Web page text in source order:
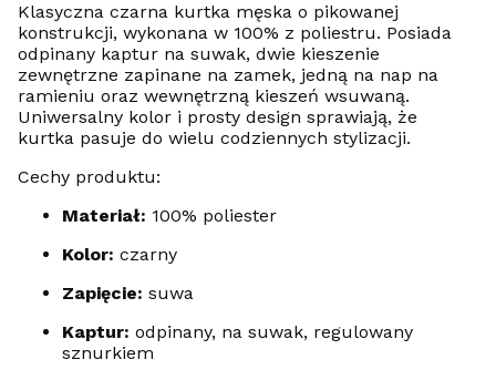
Klasyczna czarna kurtka męska o pikowanej
konstrukcji, wykonana w 100% z poliestru. Posiada
odpinany kaptur na suwak, dwie kieszenie
zewnętrzne zapinane na zamek, jedną na nap na
ramieniu oraz wewnętrzną kieszeń wsuwaną.
Uniwersalny kolor i prosty design sprawiają, że
kurtka pasuje do wielu codziennych stylizacji.
Cechy produktu:
Materiał: 100% poliester
Kolor: czarny
Zapięcie: suwa
Kaptur: odpinany, na suwak, regulowany
sznurkiem